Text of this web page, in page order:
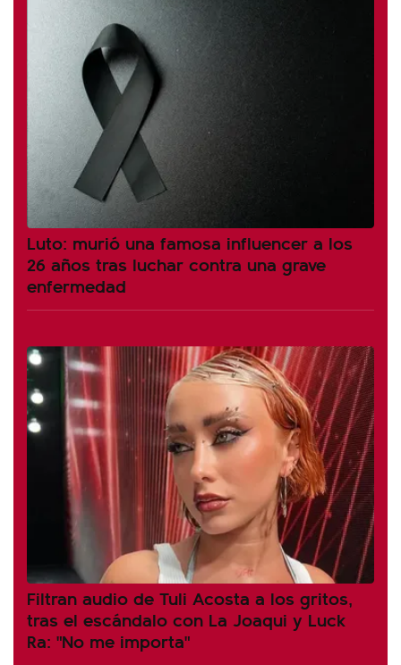
Luto: murió una famosa influencer a los
26 años tras luchar contra una grave
enfermedad
Filtran audio de Tuli Acosta a los gritos,
tras el escándalo con La Joaqui y Luck
Ra: "No me importa"